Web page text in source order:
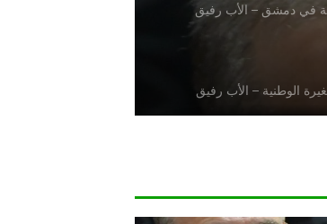
في دمشق – الأب رفيق
الوطنية – الأب رفيق